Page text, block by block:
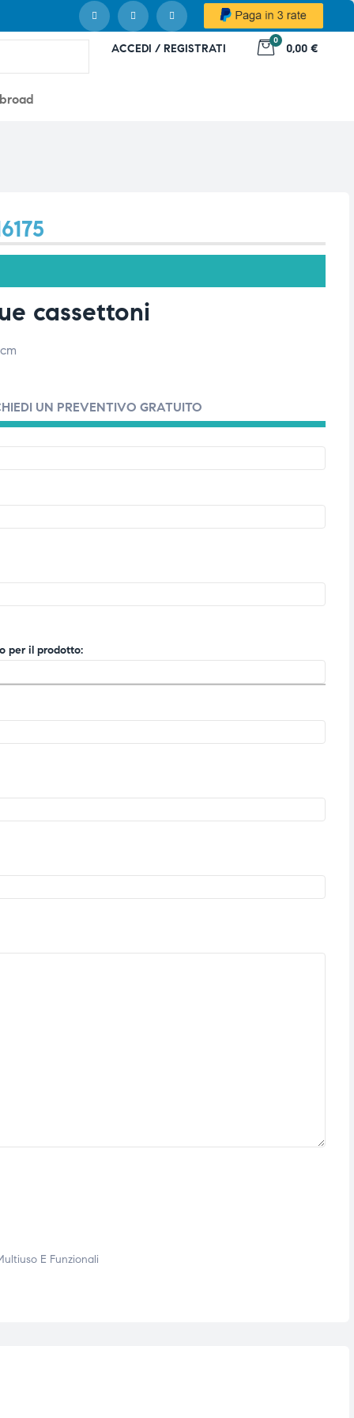
ACCEDI / REGISTRATI
0
0,00 €
cassettoni
UN PREVENTIVO GRATUITO
per il prodotto:
E Funzionali